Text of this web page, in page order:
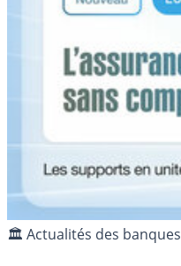
🏛️ Actualités des banques